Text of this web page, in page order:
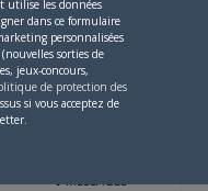
miaw—il y a
utilise les données
dans ce formulaire
personnalisées
sorties de
jeux-concours,
de protection des
si vous acceptez de